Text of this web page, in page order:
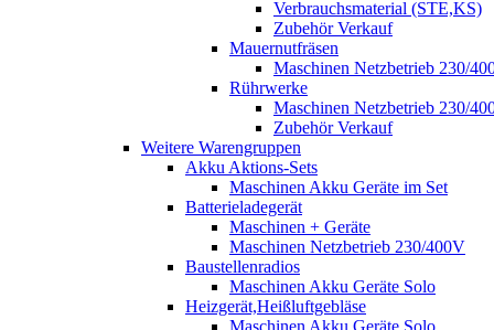
Verbrauchsmaterial (STE,KS)
Zubehör Verkauf
Mauernutfräsen
Maschinen Netzbetrieb 230/
Rührwerke
Maschinen Netzbetrieb 230/
Zubehör Verkauf
Weitere Warengruppen
Akku Aktions-Sets
Maschinen Akku Geräte im Set
Batterieladegerät
Maschinen + Geräte
Maschinen Netzbetrieb 230/400V
Baustellenradios
Maschinen Akku Geräte Solo
Heizgerät,Heißluftgebläse
Maschinen Akku Geräte Solo